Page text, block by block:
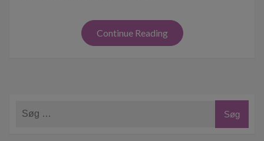
glæde
sig
Continue Reading